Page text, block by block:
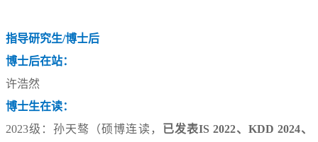
指导研究生/博士后
博士后在站：
许浩然
博士生在读：
2023级：孙天骜（硕博连读，
已发表IS 2022、KDD 2024、